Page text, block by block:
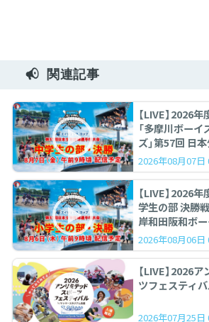
関連記事
【LIVE】2026
「多摩川ボー
ズ」第57回 日
中学生の部 決
2026年08月07日
【LIVE】2026
学生の部 決勝
岸和田阪和ボ
少年野球選手
2026年08月06日
【LIVE】2026
ツフェスティ
2026年07月25日